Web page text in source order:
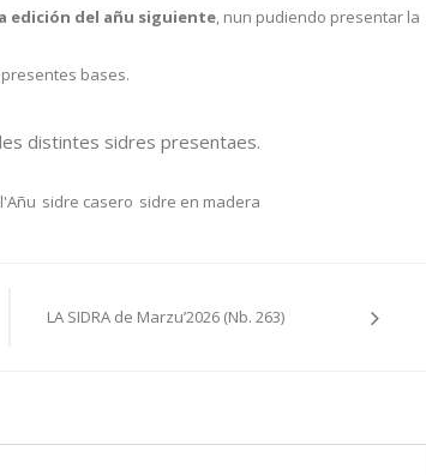
edición del añu siguiente, nun pudiendo presentar la
bases.
distintes sidres presentaes.
sidre casero sidre en madera
LA SIDRA de Marzu’2026 (Nb. 263)